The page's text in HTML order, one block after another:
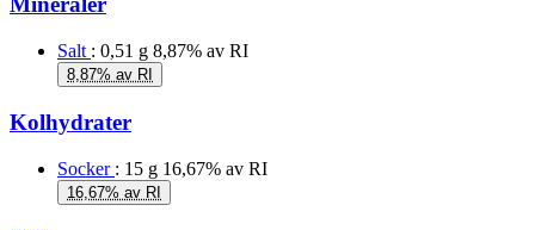
Salt : 0,51 g 8,87% av RI
8,87% av RI
Kolhydrater
Socker : 15 g 16,67% av RI
16,67% av RI